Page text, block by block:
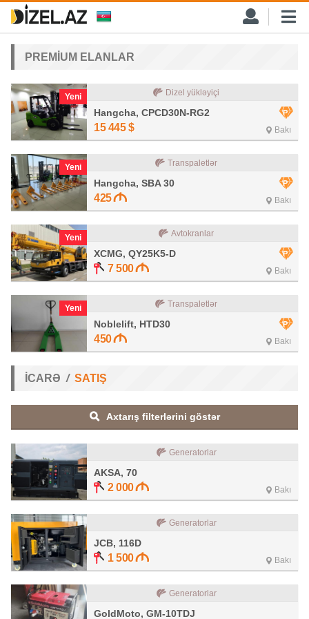
PREMİUM ELANLAR
Yeni Dizel yükləyiçi
Hangcha, CPCD30N-RG2
15 445 $ Bakı
Yeni Transpaletlər
Hangcha, SBA 30
425 Bakı
Yeni Avtokranlar
XCMG, QY25K5-D
7 500 Bakı
Yeni Transpaletlər
Noblelift, HTD30
450 Bakı
İCARƏ SATIŞ
Axtarış filterlərini göstər
Generatorlar
AKSA, 70
2 000 Bakı
Generatorlar
JCB, 116D
1 500 Bakı
Generatorlar
GoldMoto, GM-10TDJ